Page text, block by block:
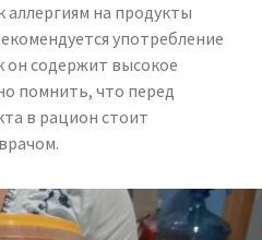
на продукты
употребление
он содержит высокое
помнить, что перед
в рацион стоит